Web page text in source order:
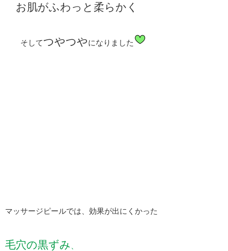
お肌がふわっと柔らかく
そしてつやつやになりました
マッサージピールでは、効果が出にくかった
毛穴の黒ずみ